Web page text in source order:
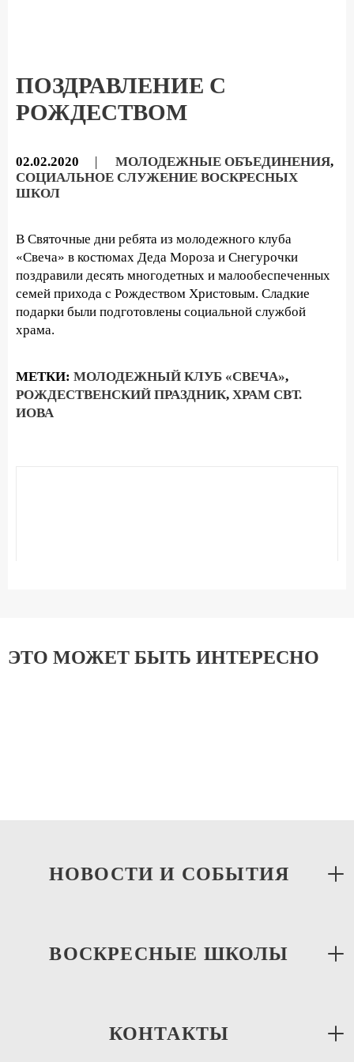
ПОЗДРАВЛЕНИЕ С
РОЖДЕСТВОМ
02.02.2020 | МОЛОДЕЖНЫЕ ОБЪЕДИНЕНИЯ,
СОЦИАЛЬНОЕ СЛУЖЕНИЕ ВОСКРЕСНЫХ
ШКОЛ
В Святочные дни ребята из молодежного клуба
«Свеча» в костюмах Деда Мороза и Снегурочки
поздравили десять многодетных и малообеспеченных
семей прихода с Рождеством Христовым. Сладкие
подарки были подготовлены социальной службой
храма.
МЕТКИ: МОЛОДЕЖНЫЙ КЛУБ «СВЕЧА»,
РОЖДЕСТВЕНСКИЙ ПРАЗДНИК, ХРАМ СВТ.
ИОВА
ЭТО МОЖЕТ БЫТЬ ИНТЕРЕСНО
НОВОСТИ И СОБЫТИЯ
ВОСКРЕСНЫЕ ШКОЛЫ
КОНТАКТЫ